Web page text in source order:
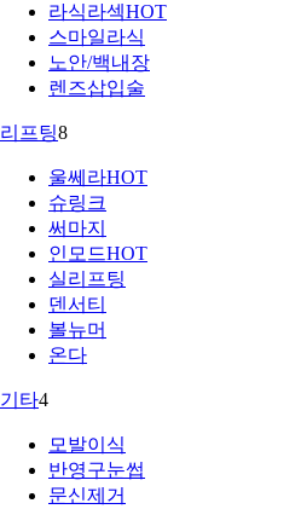
라식라섹HOT
스마일라식
노안/백내장
렌즈삽입술
리프팅8
울쎄라HOT
슈링크
써마지
인모드HOT
실리프팅
덴서티
볼뉴머
온다
기타4
모발이식
반영구눈썹
문신제거